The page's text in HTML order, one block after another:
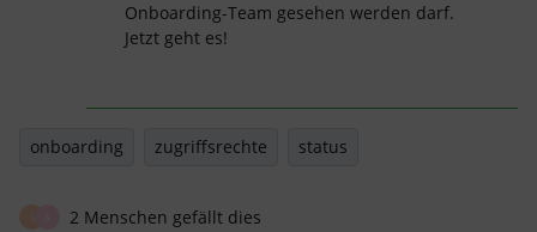
Onboarding-Team gesehen werden darf.
Jetzt geht es!
onboarding zugriffsrechte status
2 Menschen gefällt dies